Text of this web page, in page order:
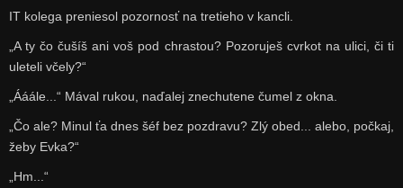
IT kolega preniesol pozornosť na tretieho v kancli.
„A ty čo čušíš ani voš pod chrastou? Pozoruješ cvrkot na ulici, či ti
uleteli včely?“
„Ááále...“ Mával rukou, naďalej znechutene čumel z okna.
„Čo ale? Minul ťa dnes šéf bez pozdravu? Zlý obed... alebo, počkaj,
žeby Evka?“
„Hm...“